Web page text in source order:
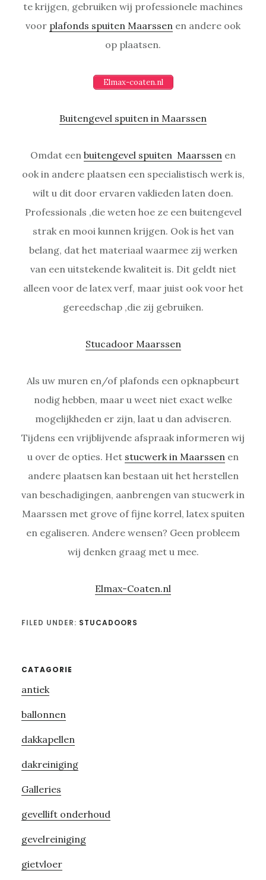
te krijgen, gebruiken wij professionele machines
voor plafonds spuiten Maarssen en andere ook
op plaatsen.
Elmax-coaten.nl
Buitengevel spuiten in Maarssen
Omdat een buitengevel spuiten Maarssen en
ook in andere plaatsen een specialistisch werk is,
wilt u dit door ervaren vaklieden laten doen.
Professionals ,die weten hoe ze een buitengevel
strak en mooi kunnen krijgen. Ook is het van
belang, dat het materiaal waarmee zij werken
van een uitstekende kwaliteit is. Dit geldt niet
alleen voor de latex verf, maar juist ook voor het
gereedschap ,die zij gebruiken.
Stucadoor Maarssen
Als uw muren en/of plafonds een opknapbeurt
nodig hebben, maar u weet niet exact welke
mogelijkheden er zijn, laat u dan adviseren.
Tijdens een vrijblijvende afspraak informeren wij
u over de opties. Het stucwerk in Maarssen en
andere plaatsen kan bestaan uit het herstellen
van beschadigingen, aanbrengen van stucwerk in
Maarssen met grove of fijne korrel, latex spuiten
en egaliseren. Andere wensen? Geen probleem
wij denken graag met u mee.
Elmax-Coaten.nl
FILED UNDER: STUCADOORS
Primary
Sidebar
CATAGORIE
antiek
ballonnen
dakkapellen
dakreiniging
Galleries
gevellift onderhoud
gevelreiniging
gietvloer